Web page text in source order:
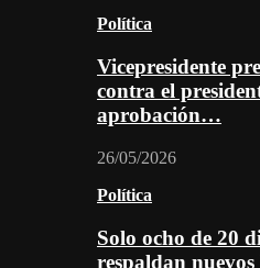
Política
Vicepresidente
contra el
aprobación…
26/05/2026
Política
Solo ocho de 20
respaldan